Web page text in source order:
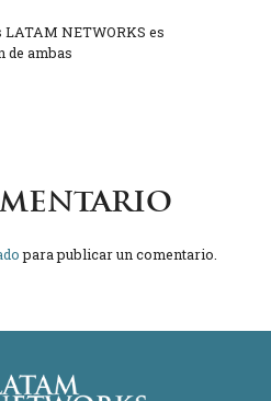
NETWORKS es
de ambas
para publicar un comentario.